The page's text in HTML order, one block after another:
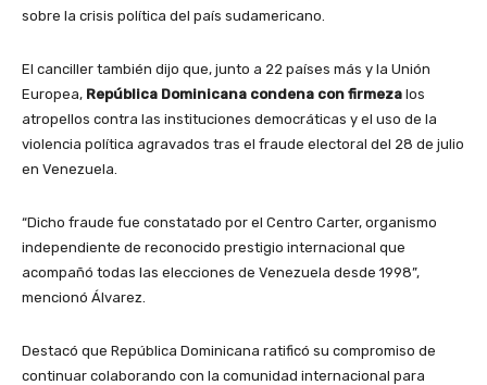
sobre la crisis política del país sudamericano.
El canciller también dijo que, junto a 22 países más y la Unión
Europea, República Dominicana condena con firmeza los
atropellos contra las instituciones democráticas y el uso de la
violencia política agravados tras el fraude electoral del 28 de julio
en Venezuela.
“Dicho fraude fue constatado por el Centro Carter, organismo
independiente de reconocido prestigio internacional que
acompañó todas las elecciones de Venezuela desde 1998”,
mencionó Álvarez.
Destacó que República Dominicana ratificó su compromiso de
continuar colaborando con la comunidad internacional para